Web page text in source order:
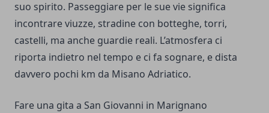
suo spirito. Passeggiare per le sue vie significa
incontrare viuzze, stradine con botteghe, torri,
castelli, ma anche guardie reali. L’atmosfera ci
riporta indietro nel tempo e ci fa sognare, e dista
davvero pochi km da Misano Adriatico.
Fare una gita a San Giovanni in Marignano